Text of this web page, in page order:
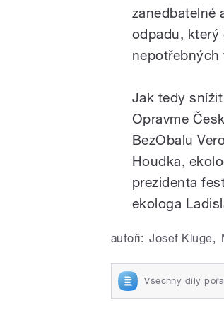
zanedbatelné
odpadu, který
nepotřebných
Jak tedy
Opravme
BezObalu
Houdka,
prezidenta
ekologa
autoři: Josef Kluge,
Všechny díly